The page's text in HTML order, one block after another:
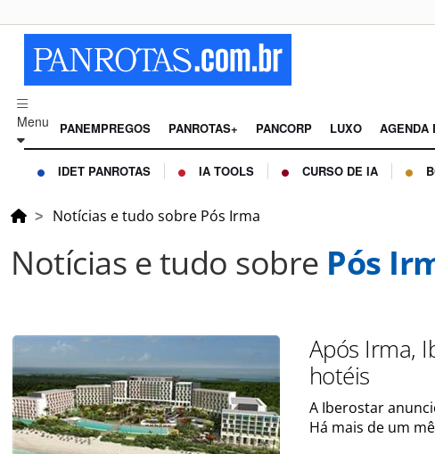
Menu PANEMPREGOS PANROTAS+ PANCORP LUXO AGENDA
IDET PANROTAS IA TOOLS CURSO DE IA
Notícias e tudo sobre Pós Irma
Notícias e tudo sobre Pós
Após Irma,
hotéis
A Iberostar
Há mais de um